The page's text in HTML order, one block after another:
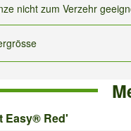
nicht zum Verzehr
Easy® Red'